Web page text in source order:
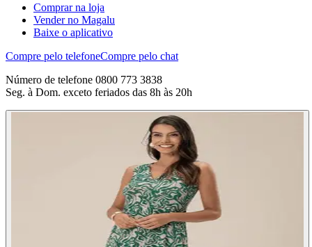
Comprar na loja
Vender no Magalu
Baixe o aplicativo
Compre pelo telefoneCompre pelo chat
Número de telefone 0800 773 3838
Seg. à Dom. exceto feriados das 8h às 20h